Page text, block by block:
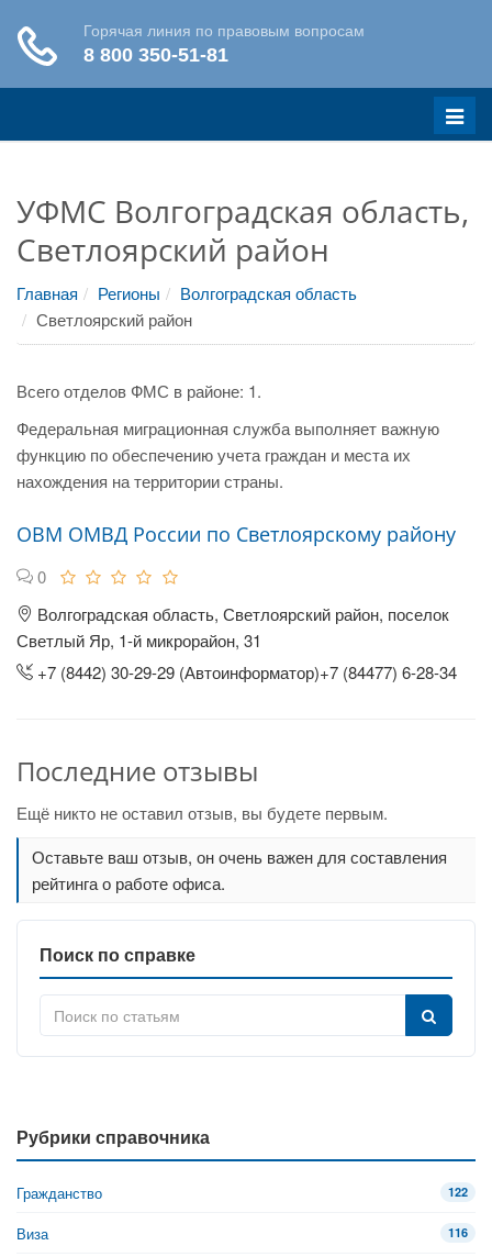
Меню
УФМС Волгоградская область,
Светлоярский район
Главная Регионы
Волгоградская область
Светлоярский район
Всего отделов ФМС в районе: 1.
Федеральная миграционная служба выполняет важную
функцию по обеспечению учета граждан и места их
нахождения на территории страны.
ОВМ ОМВД России по Светлоярскому району
0
Волгоградская область, Светлоярский район, поселок
Светлый Яр, 1-й микрорайон, 31
+7 (8442) 30-29-29 (Автоинформатор)+7 (84477) 6-28-34
Последние отзывы
Ещё никто не оставил отзыв, вы будете первым.
Оставьте ваш отзыв, он очень важен для составления
рейтинга о работе офиса.
Поиск по справке
Рубрики справочника
Гражданство 122
Виза 116